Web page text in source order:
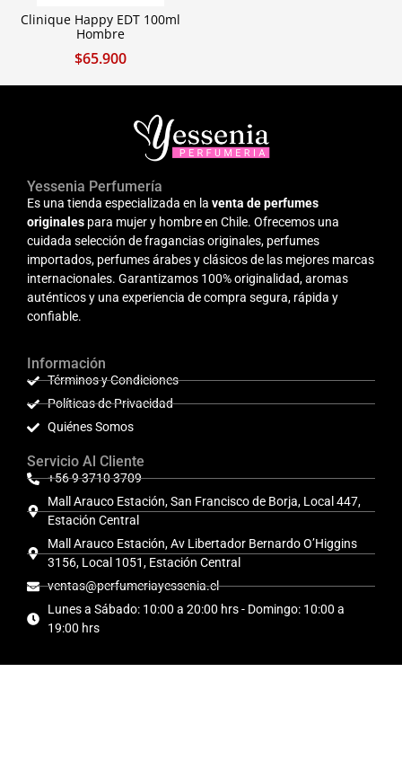
Clinique Happy EDT 100ml
Hombre
$65.900
Yessenia Perfumería
Es una tienda especializada en la venta de perfumes
originales para mujer y hombre en Chile. Ofrecemos una
cuidada selección de fragancias originales, perfumes
importados, perfumes árabes y clásicos de las mejores marcas
internacionales. Garantizamos 100% originalidad, aromas
auténticos y una experiencia de compra segura, rápida y
confiable.
Información
Términos y Condiciones
Políticas de Privacidad
Quiénes Somos
Servicio Al Cliente
+56 9 3710 3709
Mall Arauco Estación, San Francisco de Borja, Local 447,
Estación Central
Mall Arauco Estación, Av Libertador Bernardo O’Higgins
3156, Local 1051, Estación Central
ventas@perfumeriayessenia.cl
Lunes a Sábado: 10:00 a 20:00 hrs - Domingo: 10:00 a
19:00 hrs